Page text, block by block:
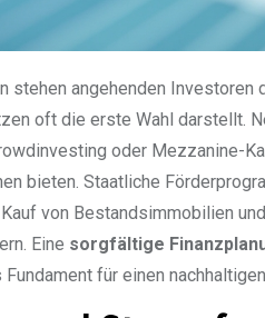
stehen angehenden
oft die erste Wahl darstellt.
oder Mezzanine-
bieten. Staatliche
von Bestandsimmobilien
Eine sorgfältige
für einen